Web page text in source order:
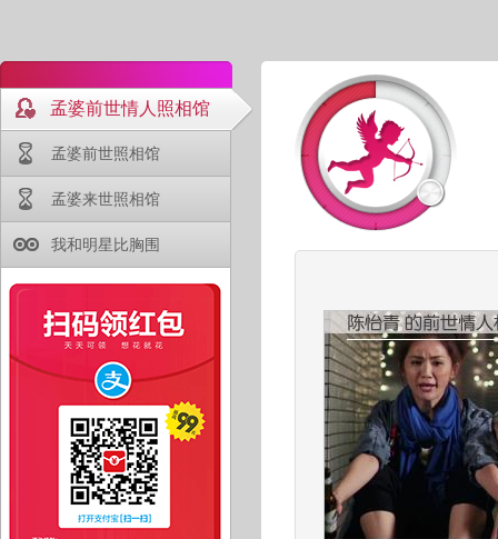
孟婆前世情人照相馆
孟婆前世照相馆
孟婆来世照相馆
我和明星比胸围